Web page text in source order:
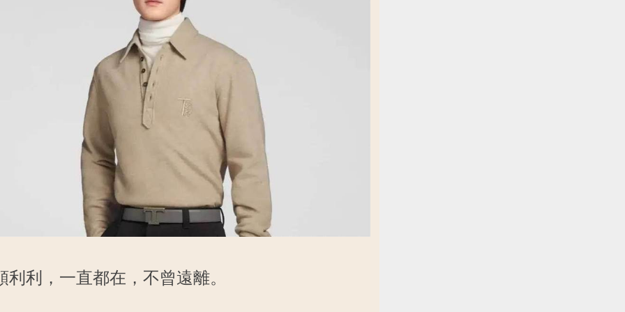
利利，一直都在，不曾遠離。